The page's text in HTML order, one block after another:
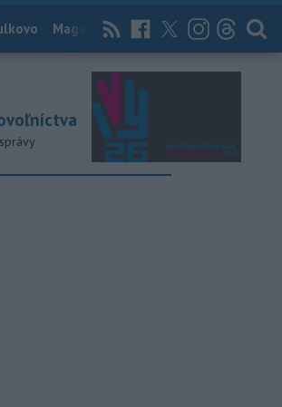
Magazín News Now Archív